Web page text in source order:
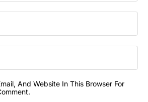
And Website In This Browser For